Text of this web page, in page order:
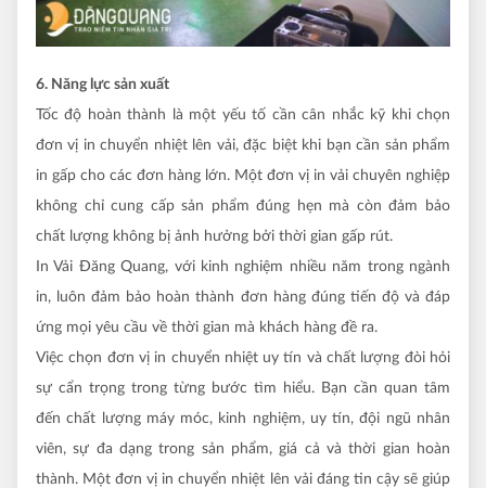
6. Năng lực sản xuất
Tốc độ hoàn thành là một yếu tố cần cân nhắc kỹ khi chọn
đơn vị in chuyển nhiệt lên vải, đặc biệt khi bạn cần sản phẩm
in gấp cho các đơn hàng lớn. Một đơn vị in vải chuyên nghiệp
không chỉ cung cấp sản phẩm đúng hẹn mà còn đảm bảo
chất lượng không bị ảnh hưởng bởi thời gian gấp rút.
In Vải Đăng Quang, với kinh nghiệm nhiều năm trong ngành
in, luôn đảm bảo hoàn thành đơn hàng đúng tiến độ và đáp
ứng mọi yêu cầu về thời gian mà khách hàng đề ra.
Việc chọn đơn vị in chuyển nhiệt uy tín và chất lượng đòi hỏi
sự cẩn trọng trong từng bước tìm hiểu. Bạn cần quan tâm
đến chất lượng máy móc, kinh nghiệm, uy tín, đội ngũ nhân
viên, sự đa dạng trong sản phẩm, giá cả và thời gian hoàn
thành. Một đơn vị in chuyển nhiệt lên vải đáng tin cậy sẽ giúp